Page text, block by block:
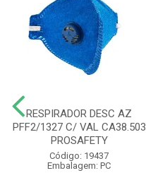
RESPIRADOR DESC AZ
PFF2/1327 C/ VAL CA38.503
PROSAFETY
Código: 19437
Embalagem: PC